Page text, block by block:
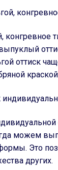
конгревное
оттиск
можем
Это
других.